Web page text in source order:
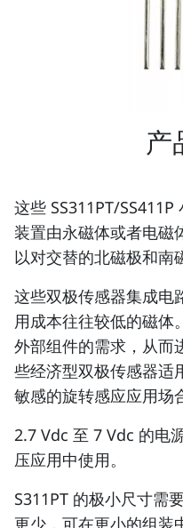
产
这些 SS311PT/
装置由永磁体或者电磁
以对交替的北磁极和南
这些双极传感器集成电
用成本往往较低的磁体
外部组件的需求，从而
些经济型双极传感器适
敏感的旋转感应应用场
2.7 Vdc 至 7 Vdc 的电
压应用中使用。
S311PT 的极小尺寸需
更少，可在更小的组装